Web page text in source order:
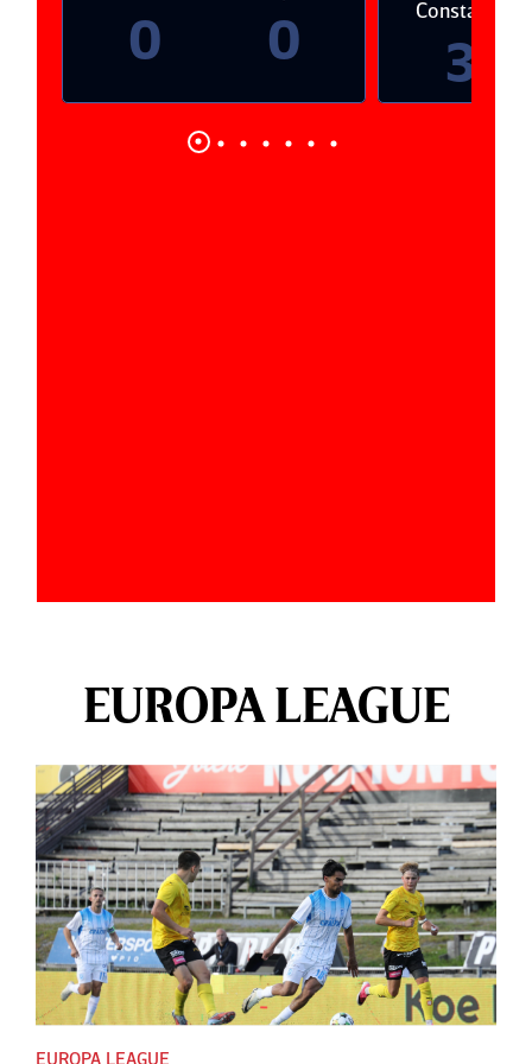
3 2 4
EUROPA LEAGUE
EUROPA LEAGUE